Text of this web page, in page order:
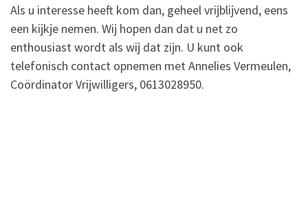
Als u interesse heeft kom dan, geheel vrijblijvend, eens
een kijkje nemen. Wij hopen dan dat u net zo
enthousiast wordt als wij dat zijn. U kunt ook
telefonisch contact opnemen met Annelies Vermeulen,
Coördinator Vrijwilligers, 0613028950.